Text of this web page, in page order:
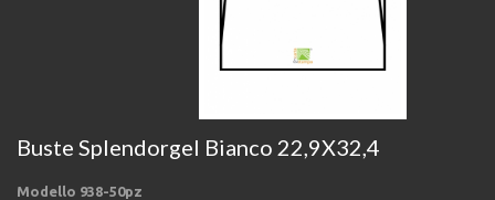
Buste Splendorgel Bianco 22,9X32,4
Modello 938-50pz